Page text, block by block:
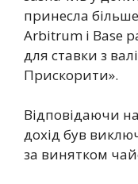
принесла
Arbitrum і Base
для ставки з
Прискорити».
Відповідаючи
дохід був
за винятком